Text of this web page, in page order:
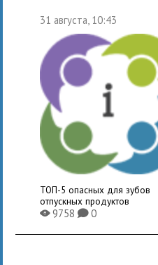
31 августа, 10:43
ТОП-5 опасных для зубов
отпускных продуктов
X9758K0